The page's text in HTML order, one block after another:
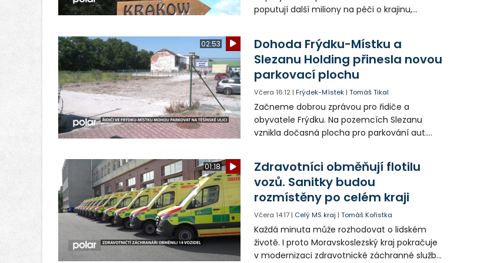
poputují další miliony na péči o krajinu,
02:53
Dohoda Frýdku-Místku a
Slezanu Holding přinesla novou
parkovací plochu
Včera 16:12 |Frýdek-Místek |Tomáš Tikal
Začneme dobrou zprávou pro řidiče a
obyvatele Frýdku. Na pozemcích Slezanu
vznikla dočasná plocha pro parkování aut.
01:18
Zdravotníci obměňují flotilu
vozů. Sanitky budou
rozmístěny po celém kraji
Včera 14:17 | Celý MS kraj |Tomáš Kořistka
Každá minuta může rozhodovat o lidském
životě. I proto Moravskoslezský kraj pokračuje
v modernizaci zdravotnické záchranné služby